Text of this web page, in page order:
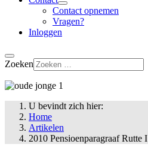
Contact opnemen
Vragen?
Inloggen
Zoeken
U bevindt zich hier:
Home
Artikelen
2010 Pensioenparagraaf Rutte I